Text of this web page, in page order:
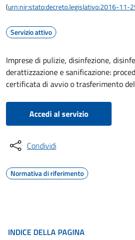
(urn:nir:stato:decreto.legislativo:2016-11-
Servizio attivo
Imprese di pulizie, disinfezione,
derattizzazione e sanificazione:
certificata di avvio o trasferimento
Accedi al servizio
Condividi
Normativa di riferimento
INDICE DELLA PAGINA